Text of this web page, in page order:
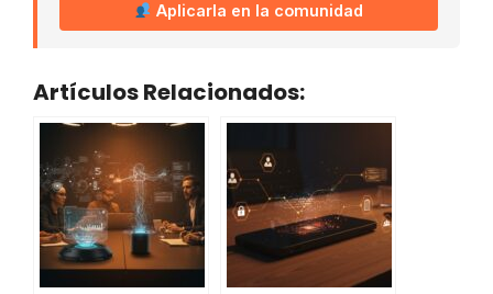
Aplicarla en la comunidad
Artículos Relacionados: